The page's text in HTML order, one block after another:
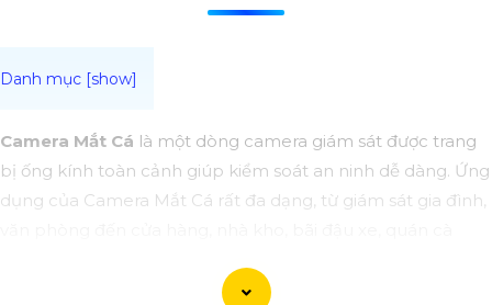
Camera Mắt Cá là một dòng camera giám sát được trang
bị ống kính toàn cảnh giúp kiểm soát an ninh dễ dàng. Ứng
dụng của Camera Mắt Cá rất đa dạng, từ giám sát gia đình,